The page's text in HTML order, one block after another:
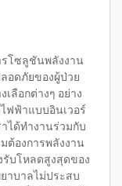
รโซลูชันพลังงาน
อดภัยของผู้ป่วย
ลือกต่างๆ อย่าง
ไฟฟ้าแบบอินเวอร์
ได้ทำงานร่วมกับ
ต้องการพลังงาน
รับโหลดสูงสุดของ
าบาลไม่ประสบ